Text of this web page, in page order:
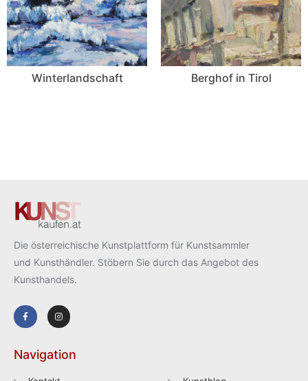
Winterlandschaft Berghof in Tirol
Die österreichische Kunstplattform für Kunstsammler
und Kunsthändler. Stöbern Sie durch das Angebot des
Kunsthandels.
Navigation